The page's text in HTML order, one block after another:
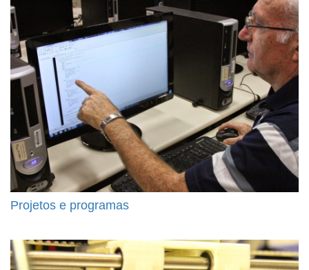
Projetos e programas